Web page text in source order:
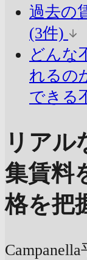
過去の
(3件)
どんな
れるの
できる
リアル
集賃料
格を把